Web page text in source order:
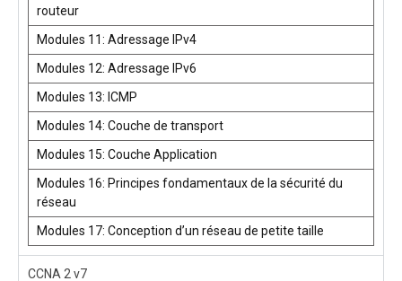
routeur
Modules 11: Adressage IPv4
Modules 12: Adressage IPv6
Modules 13: ICMP
Modules 14: Couche de transport
Modules 15: Couche Application
Modules 16: Principes fondamentaux de la sécurité du
réseau
Modules 17: Conception d’un réseau de petite taille
CCNA 2 v7